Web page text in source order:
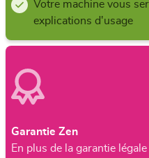
Votre machine vous
explications d'usage
Garantie Zen
En plus de la garantie